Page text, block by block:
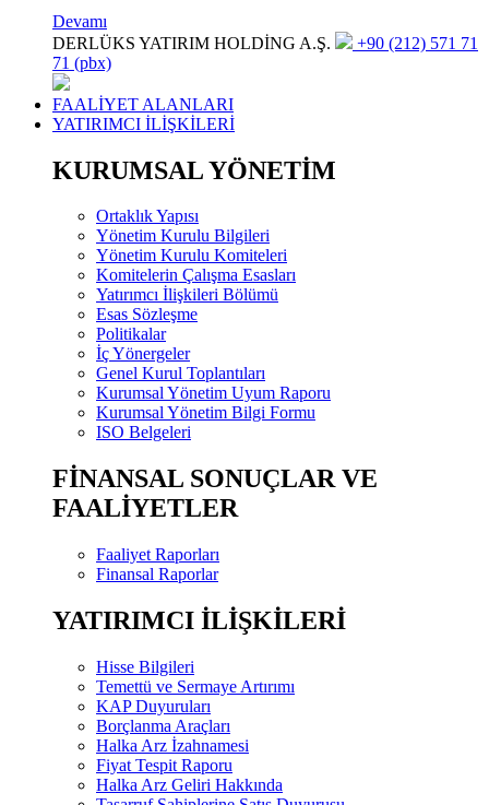
Devamı
DERLÜKS YATIRIM HOLDİNG A.Ş.
+90 (212) 571 71
71 (pbx)
FAALİYET ALANLARI
YATIRIMCI İLİŞKİLERİ
KURUMSAL YÖNETİM
Ortaklık Yapısı
Yönetim Kurulu Bilgileri
Yönetim Kurulu Komiteleri
Komitelerin Çalışma Esasları
Yatırımcı İlişkileri Bölümü
Esas Sözleşme
Politikalar
İç Yönergeler
Genel Kurul Toplantıları
Kurumsal Yönetim Uyum Raporu
Kurumsal Yönetim Bilgi Formu
ISO Belgeleri
FİNANSAL SONUÇLAR VE
FAALİYETLER
Faaliyet Raporları
Finansal Raporlar
YATIRIMCI İLİŞKİLERİ
Hisse Bilgileri
Temettü ve Sermaye Artırımı
KAP Duyuruları
Borçlanma Araçları
Halka Arz İzahnamesi
Fiyat Tespit Raporu
Halka Arz Geliri Hakkında